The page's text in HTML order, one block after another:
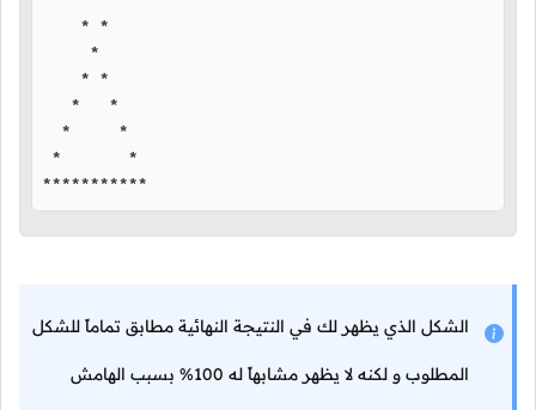
    * *
     *
    * *
   *   *
  *     *
*       *
***********
الشكل الذي يظهر لك في النتيجة النهائية مطابق تماماً للشكل
المطلوب و لكنه لا يظهر مشابهاً له 100% بسبب الهامش